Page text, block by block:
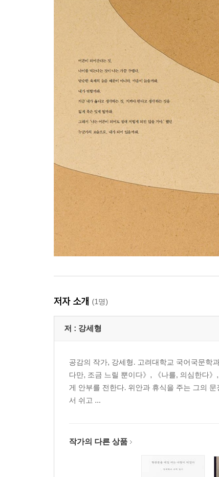
저자 소개 (1명)
저 : 강세형
공감의 작가, 강세형. 고려대학교 국어국문학
다만, 조금 느릴 뿐이다》, 《나를, 의심한다
게 안부를 전한다. 위안과 휴식을 주는 그의
서 쉬고 ...
작가의 다른 상품